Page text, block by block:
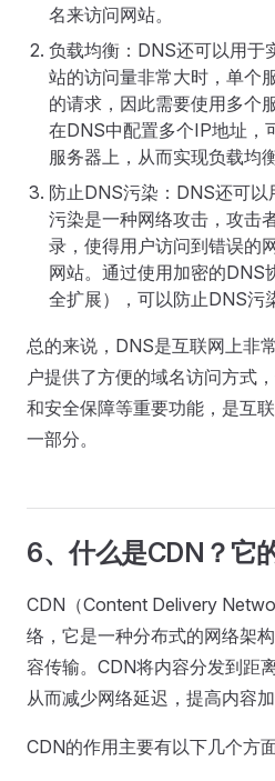
名来访问网站。
负载均衡：DNS还可以用于
站的访问量非常大时，单个
的请求，因此需要使用多个
在DNS中配置多个IP地址，
服务器上，从而实现负载均衡
防止DNS污染：DNS还可
污染是一种网络攻击，攻击
录，使得用户访问到错误的
网站。通过使用加密的DNS
全扩展），可以防止DNS污
总的来说，DNS是互联网上非
户提供了方便的域名访问方式
和安全保障等重要功能，是互
一部分。
6、什么是CDN？它
CDN（Content Delivery
络，它是一种分布式的网络架
容传输。CDN将内容分发到距
从而减少网络延迟，提高内容
CDN的作用主要有以下几个方面